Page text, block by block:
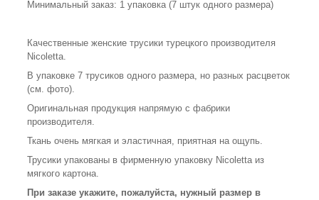
Минимальный заказ: 1 упаковка (7 штук одного размера)
Качественные женские трусики турецкого производителя
Nicoletta.
В упаковке 7 трусиков одного размера, но разных расцветок
(см. фото).
Оригинальная продукция напрямую с фабрики
производителя.
Ткань очень мягкая и эластичная, приятная на ощупь.
Трусики упакованы в фирменную упаковку Nicoletta из
мягкого картона.
При заказе укажите, пожалуйста, нужный размер в